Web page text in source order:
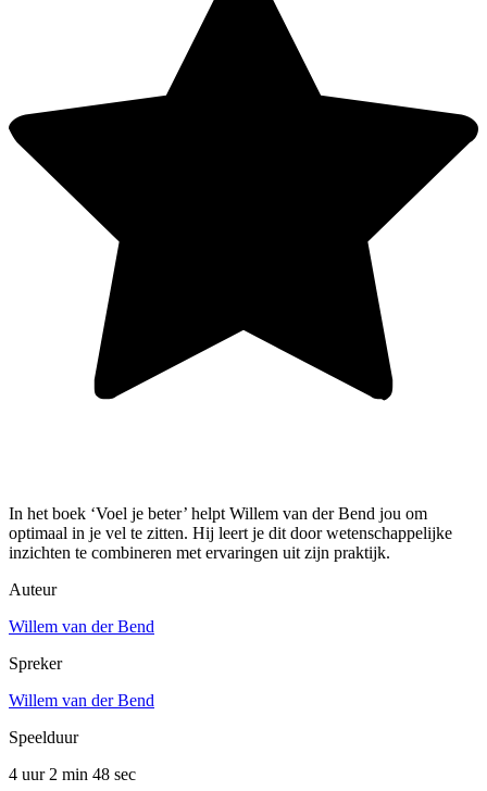
In het boek ‘Voel je beter’ helpt Willem van der Bend jou om
optimaal in je vel te zitten. Hij leert je dit door wetenschappelijke
inzichten te combineren met ervaringen uit zijn praktijk.
Auteur
Willem van der Bend
Spreker
Willem van der Bend
Speelduur
4 uur 2 min 48 sec